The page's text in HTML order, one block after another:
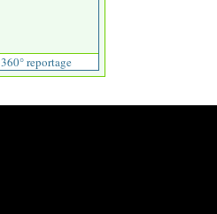
360° reportage